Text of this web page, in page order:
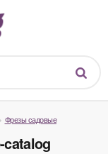
Фрезы садовые